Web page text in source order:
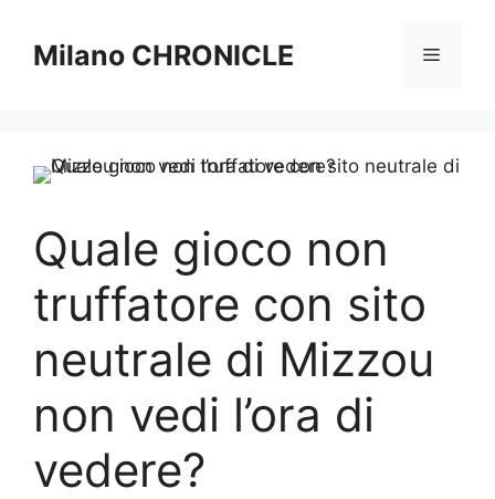
contenuto
Milano CHRONICLE Menu
Quale gioco non
truffatore con sito
neutrale di Mizzou
non vedi l’ora di
vedere?